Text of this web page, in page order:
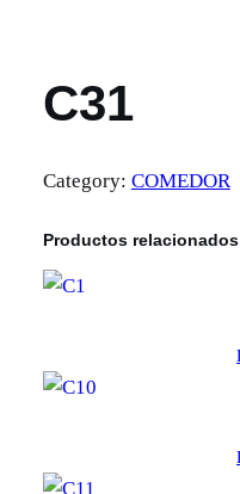
C31
Category: COMEDOR
Productos relacionados